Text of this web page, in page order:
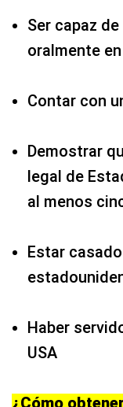
Ser capaz
oralmente
Contar con
Demostrar
legal de
al menos
Estar
Haber
USA
¿Cómo